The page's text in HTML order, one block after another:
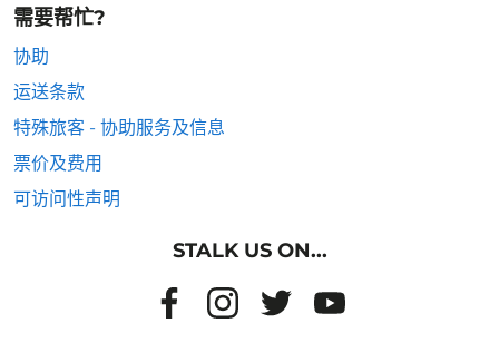
需要帮忙?
协助
运送条款
特殊旅客 - 协助服务及信息
票价及费用
可访问性声明
STALK US ON...